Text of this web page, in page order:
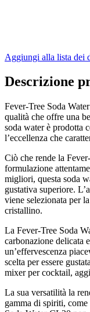
Aggiungi alla lista dei
Descrizione
Fever-Tree Soda
qualità che offre una
soda water è prodotta
l’eccellenza che
Ciò che rende la
formulazione
migliori, questa soda
gustativa superiore.
viene selezionata per
cristallino.
La Fever-Tree Soda
carbonazione delicata
un’effervescenza
scelta per essere
mixer per cocktail,
La sua versatilità la
gamma di spiriti,